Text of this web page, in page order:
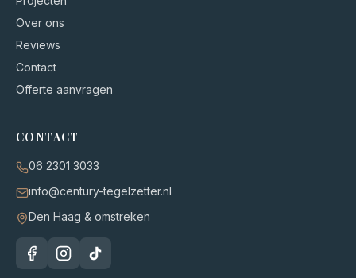
Over ons
Reviews
Contact
Offerte aanvragen
CONTACT
06 2301 3033
info@century-tegelzetter.nl
Den Haag & omstreken